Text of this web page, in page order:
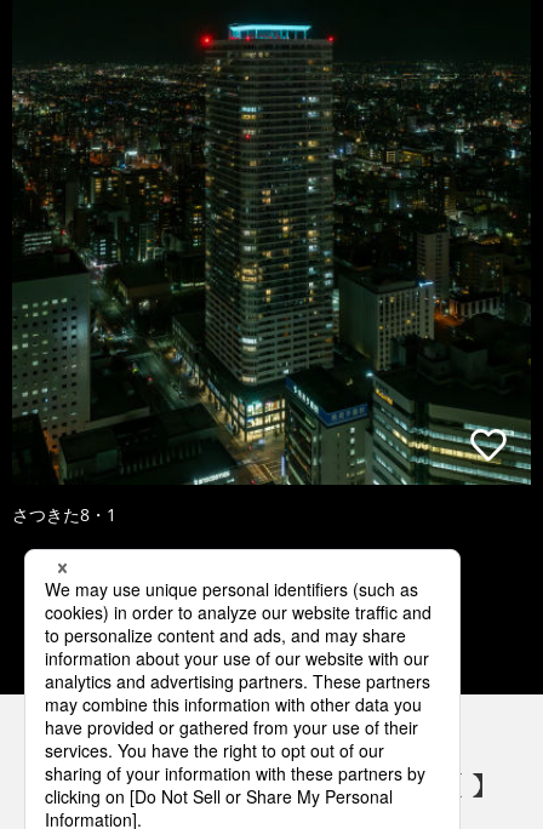
さつきた8・1
1 2 3 4 5
パナソニックの電気設備 SNSアカウント